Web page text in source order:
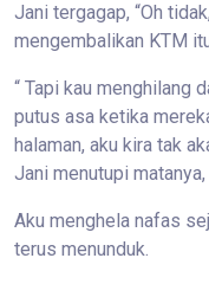
Jani tergagap, “Oh
mengembalikan KTM
“ Tapi kau menghilang
putus asa ketika
halaman, aku kira tak
Jani menutupi
Aku menghela nafas
terus menunduk.